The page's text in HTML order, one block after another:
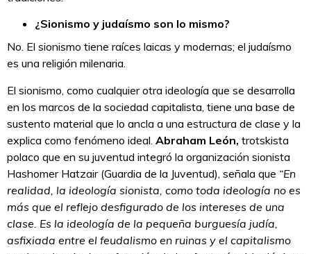
¿Sionismo y judaísmo son lo mismo?
No. El sionismo tiene raíces laicas y modernas; el judaísmo
es una religión milenaria.
El sionismo, como cualquier otra ideología que se desarrolla
en los marcos de la sociedad capitalista, tiene una base de
sustento material que lo ancla a una estructura de clase y la
explica como fenómeno ideal. Abraham León, trotskista
polaco que en su juventud integró la organización sionista
Hashomer Hatzair (Guardia de la Juventud), señala que “En
realidad, la ideología sionista, como toda ideología no es
más que el reflejo desfigurado de los intereses de una
clase. Es la ideología de la pequeña burguesía judía,
asfixiada entre el feudalismo en ruinas y el capitalismo